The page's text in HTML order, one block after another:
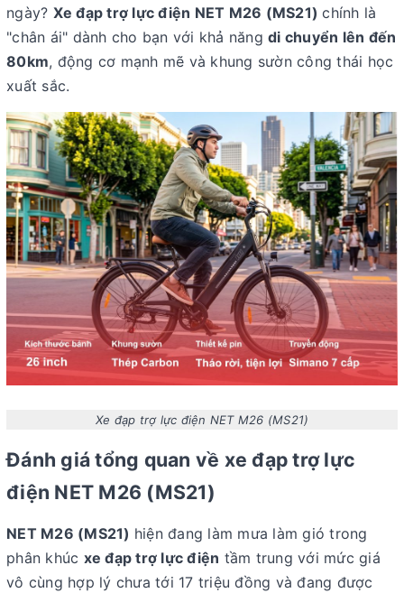
ngày? Xe đạp trợ lực điện NET M26 (MS21)chính là
"chân ái" dành cho bạn với khả năng di chuyển lên đến
80km, động cơ mạnh mẽ và khung sườn công thái học
xuất sắc.
Xe đạp trợ lực điện NET M26 (MS21)
Đánh giá tổng quan về xe đạp trợ lực
điện NET M26 (MS21)
NET M26 (MS21) hiện đang làm mưa làm gió trong
phân khúc xe đạp trợ lực điện tầm trung với mức giá
vô cùng hợp lý chưa tới 17 triệu đồng và đang được